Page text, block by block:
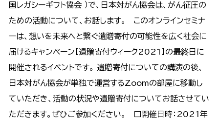
国レガシーギフト協会 ）で、日本対がん協会は、がん征圧の
ための活動について、お話します。 このオンラインセミナ
ーは、想いを未来へと繋ぐ遺贈寄付の可能性を広く社会に
届けるキャンペーン【遺贈寄付ウィーク2021】の最終日に
開催されるイベントです。 遺贈寄付についての講演の後、
日本対がん協会が単独で運営するZoomの部屋に移動し
ていただき、活動の状況や遺贈寄付についてお話させてい
ただきます。ぜひご参加ください。 □開催日時：2021年